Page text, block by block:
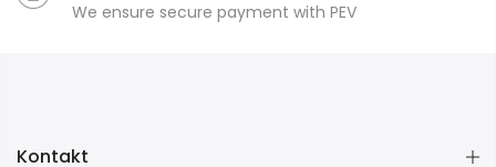
We ensure secure payment with PEV
Kontakt